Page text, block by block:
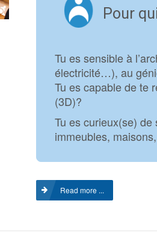
Pour
Tu es sensible à
électricité…), au
Tu es capable de te
(3D)?
Tu es curieux(se)
immeubles,
Read more ...